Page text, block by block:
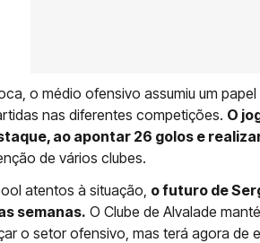
o médio ofensivo assumiu um
nas diferentes competições. O
ao apontar 26 golos e
de vários clubes.
atentos à situação, o futuro de
semanas. O Clube de Alvalade
o setor ofensivo, mas terá agora de